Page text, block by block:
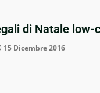
di Natale low-
15 Dicembre 2016